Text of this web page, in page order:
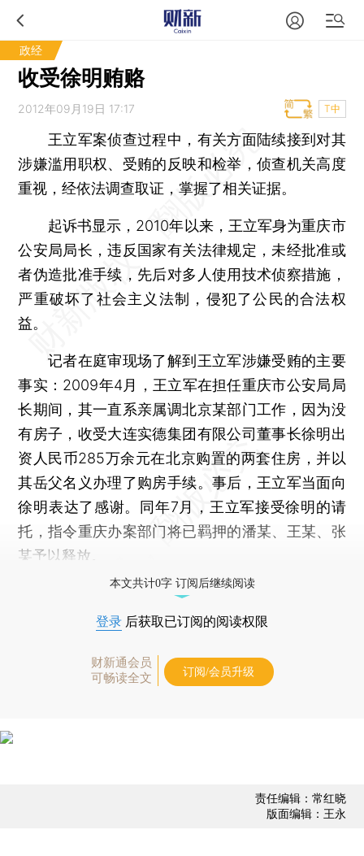
政经
收受徐明贿赂
2012年09月19日 17:17 T中
王立军案侦查过程中，有关方面陆续接到对其
涉嫌滥用职权、受贿的反映和检举，侦查机关高度
重视，经依法调查取证，掌握了相关证据。
起诉书显示，2010年以来，王立军身为重庆市
公安局局长，违反国家有关法律规定，未经批准或
者伪造批准手续，先后对多人使用技术侦察措施，
严重破坏了社会主义法制，侵犯了公民的合法权
益。
记者在庭审现场了解到王立军涉嫌受贿的主要
事实：2009年4月，王立军在担任重庆市公安局局
长期间，其一直系亲属调北京某部门工作，因为没
有房子，收受大连实德集团有限公司董事长徐明出
资人民币285万余元在北京购置的两套住房，并以
其岳父名义办理了购房手续。事后，王立军当面向
徐明表达了感谢。同年7月，王立军接受徐明的请
托，指令重庆办案部门将已羁押的潘某、王某、张
某予以释放。
本文共计0字 订阅后继续阅读
登录 后获取已订阅的阅读权限
财新通会员
可畅读全文
订阅/会员升级
责任编辑：常红晓
版面编辑：王永